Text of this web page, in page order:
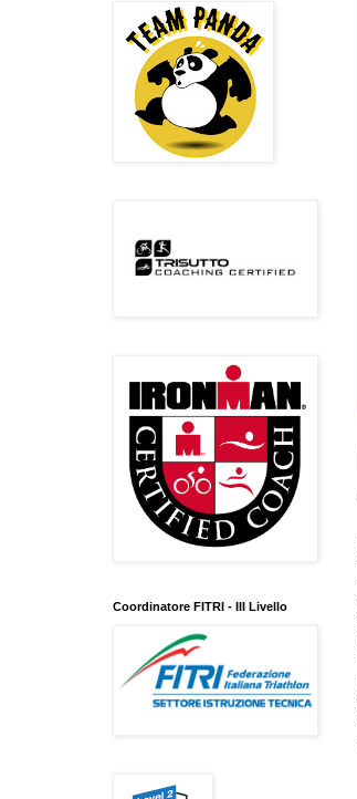
Coordinatore FITRI - III Livello